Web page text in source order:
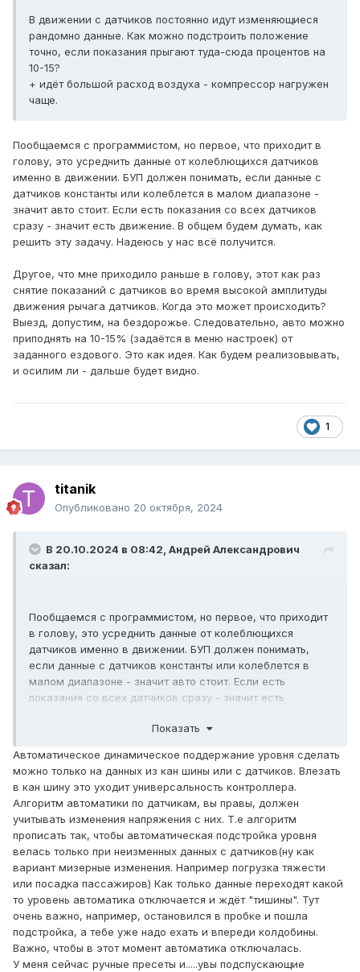
В движении с датчиков постоянно идут изменяющиеся
рандомно данные. Как можно подстроить положение
точно, если показания прыгают туда-сюда процентов на
10-15?
+ идёт большой расход воздуха - компрессор нагружен
чаще.
Пообщаемся с программистом, но первое, что приходит в
голову, это усреднить данные от колеблющихся датчиков
именно в движении. БУП должен понимать, если данные с
датчиков константы или колеблется в малом диапазоне -
значит авто стоит. Если есть показания со всех датчиков
сразу - значит есть движение. В общем будем думать, как
решить эту задачу. Надеюсь у нас всё получится.
Другое, что мне приходило раньше в голову, этот как раз
снятие показаний с датчиков во время высокой амплитуды
движения рычага датчиков. Когда это может происходить?
Выезд, допустим, на бездорожье. Следовательно, авто можно
приподнять на 10-15% (задаётся в меню настроек) от
заданного ездового. Это как идея. Как будем реализовывать,
и осилим ли - дальше будет видно.
1
titanik
Опубликовано 20 октября, 2024
В 20.10.2024 в 08:42, Андрей Александрович
сказал:
Пообщаемся с программистом, но первое, что приходит
в голову, это усреднить данные от колеблющихся
датчиков именно в движении. БУП должен понимать,
если данные с датчиков константы или колеблется в
малом диапазоне - значит авто стоит. Если есть
показания со всех датчиков сразу - значит есть
задачу. Надеюсь у нас всё получится.
Другое, что мне приходило раньше в голову, этот как
раз снятие показаний с датчиков во время высокой
амплитуды движения рычага датчиков. Когда это может
происходить? Выезд, допустим, на бездорожье.
Следовательно, авто можно приподнять на 10-15%
(задаётся в меню настроек) от заданного ездового. Это
как идея. Как будем реализовывать, и осилим ли -
дальше будет видно.
Показать
Автоматическое динамическое поддержание уровня сделать
можно только на данных из кан шины или с датчиков. Влезать
в кан шину это уходит универсальность контроллера.
Алгоритм автоматики по датчикам, вы правы, должен
учитывать изменения напряжения с них. Т.е алгоритм
прописать так, чтобы автоматическая подстройка уровня
велась только при неизменных данных с датчиков(ну как
вариант мизерные изменения. Например погрузка тяжести
или посадка пассажиров) Как только данные переходят какой
то уровень автоматика отключается и ждёт "тишины". Тут
очень важно, например, остановился в пробке и пошла
подстройка, а тебе уже надо ехать и впереди колдобины.
Важно, чтобы в этот момент автоматика отключалась.
У меня сейчас ручные пресеты и.....увы подспускающие